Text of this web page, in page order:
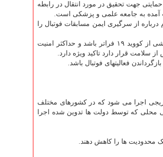
جهت تحقیق در مورد انتقال در رابطه
آمده به جامعه علمی و پزشکی است.
از سرگیری ایمن مسابقات فوتبال را
فوتبال تنها باید زمانی ادامه داشته باشد که تمام مزایای بهداشتی اجتماعی و اقتصادی از خطرات ناشی از کووید ۱۹ فراتر باشد و حداکثر امنیت
سلامت قرار دارد تاکید ویژه دارد.
فعالیتهای فوتبال باشد.
اجرا می شود که در کشورهای مختلف
محلی که توسط دولت ها تدوین شده اجرا
محدودیت ها را کاهش دهند.